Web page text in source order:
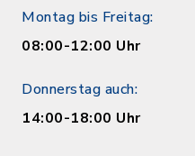
Montag bis Freitag:
08:00-12:00 Uhr
Donnerstag auch:
14:00-18:00 Uhr